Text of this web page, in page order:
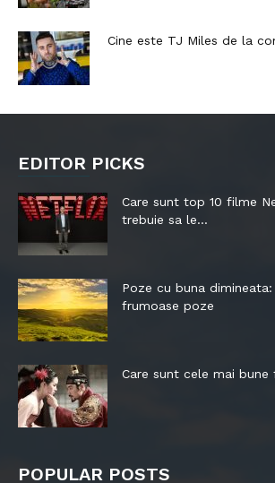
Cine este TJ Miles de la
EDITOR PICKS
Care sunt top 10 filme
trebuie sa le...
Poze cu buna
frumoase poze
Care sunt cele mai bune
POPULAR POSTS